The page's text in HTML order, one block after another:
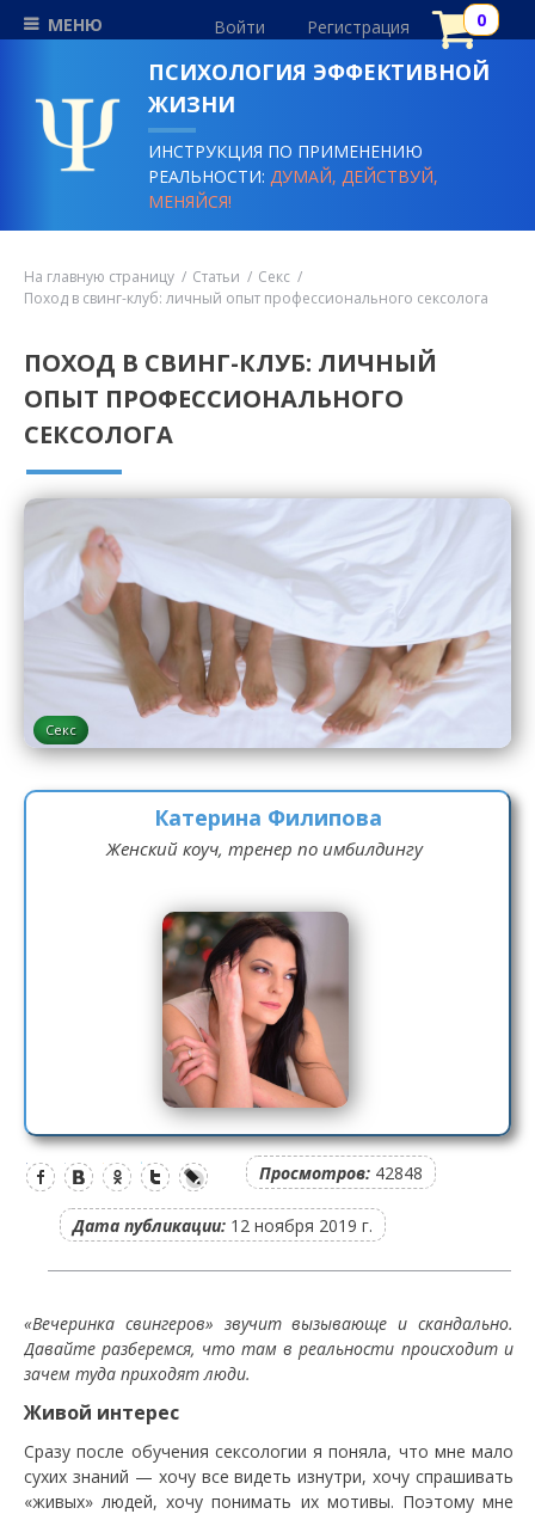
МЕНЮ Войти Регистрация
ПСИХОЛОГИЯ ЭФФЕКТИВНОЙ
ЖИЗНИ
ИНСТРУКЦИЯ ПО ПРИМЕНЕНИЮ
РЕАЛЬНОСТИ:ДУМАЙ, ДЕЙСТВУЙ,
МЕНЯЙСЯ!
На главную страницу Статьи
Секс
Поход в свинг-клуб: личный опыт профессионального сексолога
ПОХОД В СВИНГ-КЛУБ: ЛИЧНЫЙ
ОПЫТ ПРОФЕССИОНАЛЬНОГО
СЕКСОЛОГА
Секс
Катерина Филипова
Женский коуч, тренер по имбилдингу
Просмотров: 42848
Дата публикации: 12 ноября 2019 г.
«Вечеринка свингеров» звучит вызывающе и скандально.
Давайте разберемся, что там в реальности происходит и
зачем туда приходят люди.
Живой интерес
Сразу после обучения сексологии я поняла, что мне мало
сухих знаний — хочу все видеть изнутри, хочу спрашивать
«живых» людей, хочу понимать их мотивы. Поэтому мне